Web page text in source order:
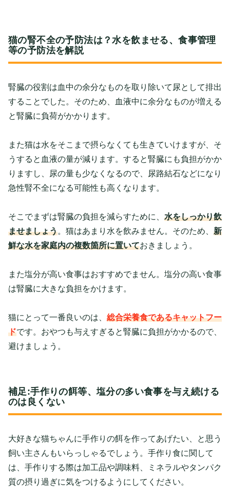
猫の腎不全の予防法は？水を飲ませる、食事管理
等の予防法を解説
腎臓の役割は血中の余分なものを取り除いて尿として排出
することでした。そのため、血液中に余分なものが増える
と腎臓に負荷がかかります。
また猫は水をそこまで摂らなくても生きていけますが、そ
うすると血液の量が減ります。すると腎臓にも負担がかか
りますし、尿の量も少なくなるので、尿路結石などになり
急性腎不全になる可能性も高くなります。
そこでまずは腎臓の負担を減らすために、 水をしっかり飲
ませましょう。猫はあまり水を飲みません。そのため、 新
鮮な水を家庭内の複数箇所に置いておきましょう。
また塩分が高い食事はおすすめでません。塩分の高い食事
は腎臓に大きな負担をかけます。
猫にとって一番良いのは、 総合栄養食であるキャットフー
ドです。おやつも与えすぎると腎臓に負担がかかるので、
避けましょう。
補足:手作りの餌等、塩分の多い食事を与え続ける
のは良くない
大好きな猫ちゃんに手作りの餌を作ってあげたい、と思う
飼い主さんもいらっしゃるでしょう。手作り食に関して
は、手作りする際は加工品や調味料、ミネラルやタンパク
質の摂り過ぎに気をつけるようにしてください。